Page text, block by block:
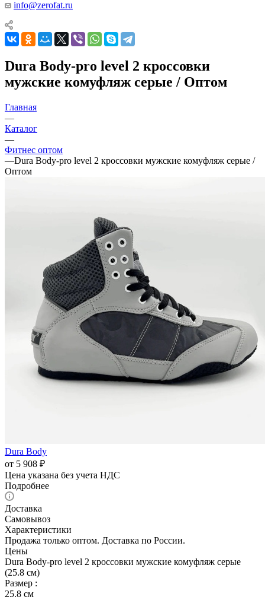
info@zerofat.ru
Dura Body-pro level 2 кроссовки
мужские комуфляж серые / Оптом
Главная
—
Каталог
—
Фитнес оптом
—Dura Body-pro level 2 кроссовки мужские комуфляж серые /
Оптом
Dura Body
от 5 908 ₽
Цена указана без учета НДС
Подробнее
Доставка
Самовывоз
Характеристики
Продажа только оптом. Доставка по России.
Цены
Dura Body-pro level 2 кроссовки мужские комуфляж серые
(25.8 см)
Размер :
25.8 см